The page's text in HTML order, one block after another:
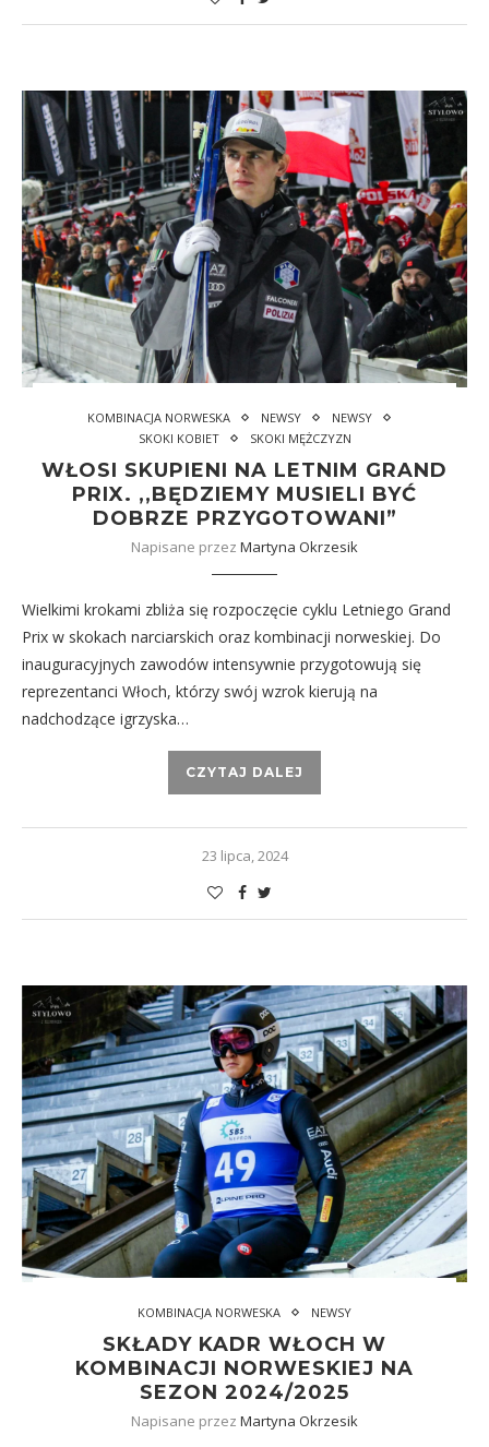
KOMBINACJA NORWESKA NEWSY
NEWSY
SKOKI KOBIET
SKOKI MĘŻCZYZN
WŁOSI SKUPIENI NA LETNIM GRAND
PRIX. ,,BĘDZIEMY MUSIELI BYĆ
DOBRZE PRZYGOTOWANI”
Napisane przez Martyna Okrzesik
Wielkimi krokami zbliża się rozpoczęcie cyklu Letniego Grand
Prix w skokach narciarskich oraz kombinacji norweskiej. Do
inauguracyjnych zawodów intensywnie przygotowują się
reprezentanci Włoch, którzy swój wzrok kierują na
nadchodzące igrzyska…
CZYTAJ DALEJ
23 lipca, 2024
KOMBINACJA NORWESKA NEWSY
SKŁADY KADR WŁOCH W
KOMBINACJI NORWESKIEJ NA
SEZON 2024/2025
Napisane przez Martyna Okrzesik